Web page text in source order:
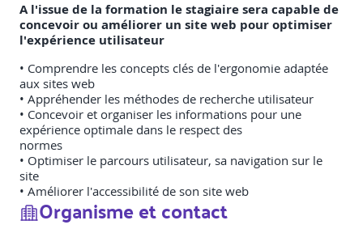
A l'issue de la formation le stagiaire sera capable de
concevoir ou améliorer un site web pour optimiser
l'expérience utilisateur
• Comprendre les concepts clés de l'ergonomie adaptée
aux sites web
• Appréhender les méthodes de recherche utilisateur
• Concevoir et organiser les informations pour une
expérience optimale dans le respect des
normes
• Optimiser le parcours utilisateur, sa navigation sur le
site
• Améliorer l'accessibilité de son site web
Organisme et contact